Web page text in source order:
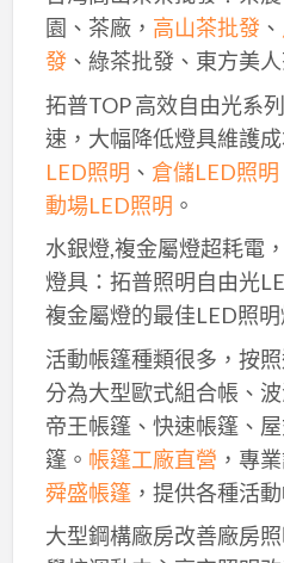
園、茶廠， 高山茶批發、
發、綠茶批發、東方美
拓普TOP 高效自由光系
速，大幅降低燈具維護
LED照明 、 倉儲LED照明
動場LED照明 。
水銀燈,複金屬燈超耗電
燈具：拓普照明自由光
複金屬燈的最佳LED照
活動帳篷種類很多，按
分為大型歐式組合帳、
帝王帳篷、快速帳篷、
篷。 帳篷工廠直營 ，專
舜盛帳篷，提供各種活
大型鋼構廠房改善廠房照